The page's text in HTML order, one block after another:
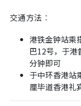
交通方法︰
港铁金钟站乘
巴12号，于港
分钟即可
于中环香港站
厘毕道香港礼